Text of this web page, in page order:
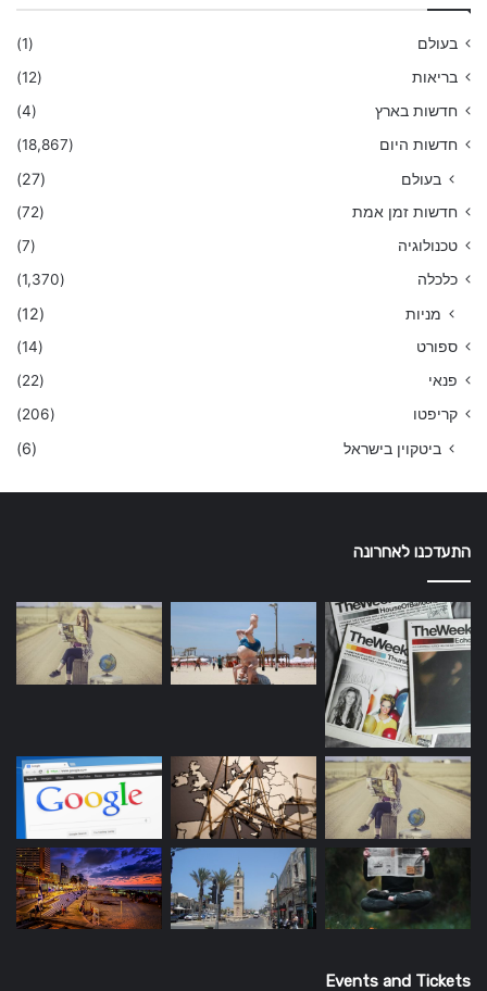
בעולם
(1)
בריאות
(12)
חדשות בארץ
(4)
חדשות היום
(18,867)
בעולם (27)
חדשות זמן אמת
(72)
טכנולוגיה
(7)
כלכלה
(1,370)
מניות (12)
ספורט
(14)
פנאי
(22)
קריפטו
(206)
ביטקוין בישראל (6)
התעדכנו לאחרונה
Events and Tickets